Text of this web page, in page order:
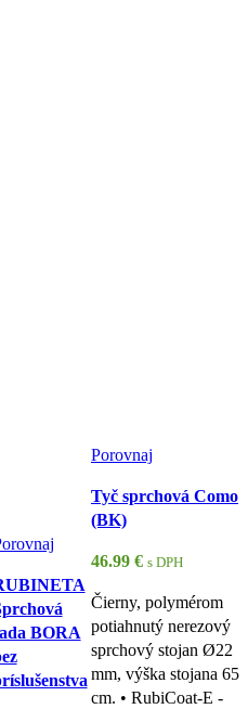
BORA
Porovnaj
Tyč sprchová Como
(BK)
46.99 € s DPH
Čierny, polymérom
potiahnutý nerezový
sprchový stojan Ø22
mm, výška stojana 65
cm. • RubiCoat-E -